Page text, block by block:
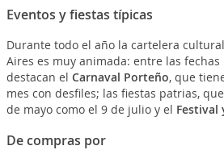
Eventos y fiestas típicas
Durante todo el año la cartelera
Aires es muy animada: entre las
destacan el Carnaval Porteño, que
mes con desfiles; las fiestas patrias,
de mayo como el 9 de julio y el Festival
De compras por